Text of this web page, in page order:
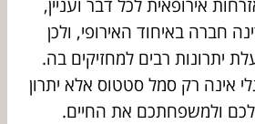
חברה באיחוד האירופי, ולכן
יתרונות רבים למחזיקים בה.
אינה רק סמל סטטוס אלא יתרון
ולמשפחתכם את החיים.